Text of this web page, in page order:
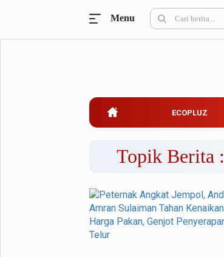
Belanja
Kuliner
Pemilu
Partai Politik
Menu
ECOPLUZ
Topik Berita :